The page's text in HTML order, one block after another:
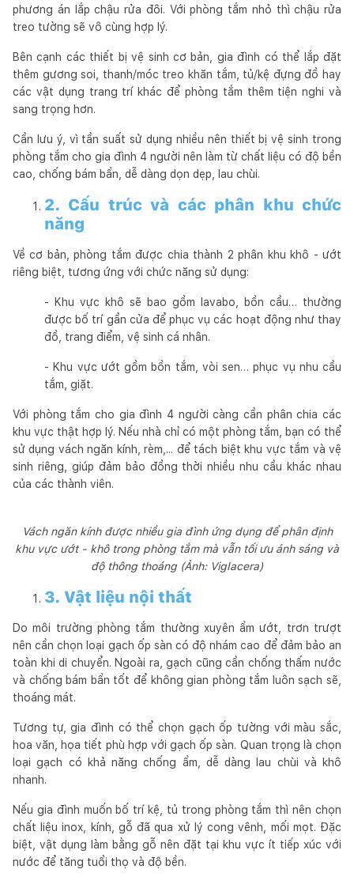
phương án lắp chậu rửa đôi. Với phòng tắm nhỏ thì chậu rửa
treo tường sẽ vô cùng hợp lý.
Bên cạnh các thiết bị vệ sinh cơ bản, gia đình có thể lắp đặt
thêm gương soi, thanh/móc treo khăn tắm, tủ/kệ đựng đồ hay
các vật dụng trang trí khác để phòng tắm thêm tiện nghi và
sang trọng hơn.
Cần lưu ý, vì tần suất sử dụng nhiều nên thiết bị vệ sinh trong
phòng tắm cho gia đình 4 người nên làm từ chất liệu có độ bền
cao, chống bám bẩn, dễ dàng dọn dẹp, lau chùi.
2. Cấu trúc và các phân khu chức
năng
Về cơ bản, phòng tắm được chia thành 2 phân khu khô - ướt
riêng biệt, tương ứng với chức năng sử dụng:
- Khu vực khô sẽ bao gồm lavabo, bồn cầu… thường
được bố trí gần cửa để phục vụ các hoạt động như thay
đồ, trang điểm, vệ sinh cá nhân.
- Khu vực ướt gồm bồn tắm, vòi sen… phục vụ nhu cầu
tắm, giặt.
Với phòng tắm cho gia đình 4 người càng cần phân chia các
khu vực thật hợp lý. Nếu nhà chỉ có một phòng tắm, bạn có thể
sử dụng vách ngăn kính, rèm,... để tách biệt khu vực tắm và vệ
sinh riêng, giúp đảm bảo đồng thời nhiều nhu cầu khác nhau
của các thành viên.
Vách ngăn kính được nhiều gia đình ứng dụng để phân định
khu vực ướt - khô trong phòng tắm mà vẫn tối ưu ánh sáng và
độ thông thoáng (Ảnh: Viglacera)
3. Vật liệu nội thất
Do môi trường phòng tắm thường xuyên ẩm ướt, trơn trượt
nên cần chọn loại gạch ốp sàn có độ nhám cao để đảm bảo an
toàn khi di chuyển. Ngoài ra, gạch cũng cần chống thấm nước
và chống bám bẩn tốt để không gian phòng tắm luôn sạch sẽ,
thoáng mát.
Tương tự, gia đình có thể chọn gạch ốp tường với màu sắc,
hoa văn, họa tiết phù hợp với gạch ốp sàn. Quan trọng là chọn
loại gạch có khả năng chống ẩm, dễ dàng lau chùi và khô
nhanh.
Nếu gia đình muốn bố trí kệ, tủ trong phòng tắm thì nên chọn
chất liệu inox, kính, gỗ đã qua xử lý cong vênh, mối mọt. Đặc
biệt, vật dụng làm bằng gỗ nên đặt tại khu vực ít tiếp xúc với
nước để tăng tuổi thọ và độ bền.